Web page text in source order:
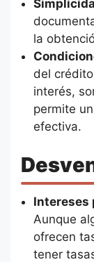
la
del
interés,
permite
efectiva.
Intereses
Aunque
ofrecen
tener